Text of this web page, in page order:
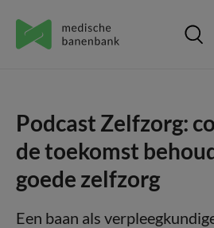
Podcast Zelfzorg:
de toekomst
goede zelfzorg
Een baan als